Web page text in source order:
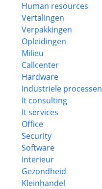
Human resources
Vertalingen
Verpakkingen
Opleidingen
Milieu
Callcenter
Hardware
Industriele processen
It consulting
It services
Office
Security
Software
Interieur
Gezondheid
Kleinhandel